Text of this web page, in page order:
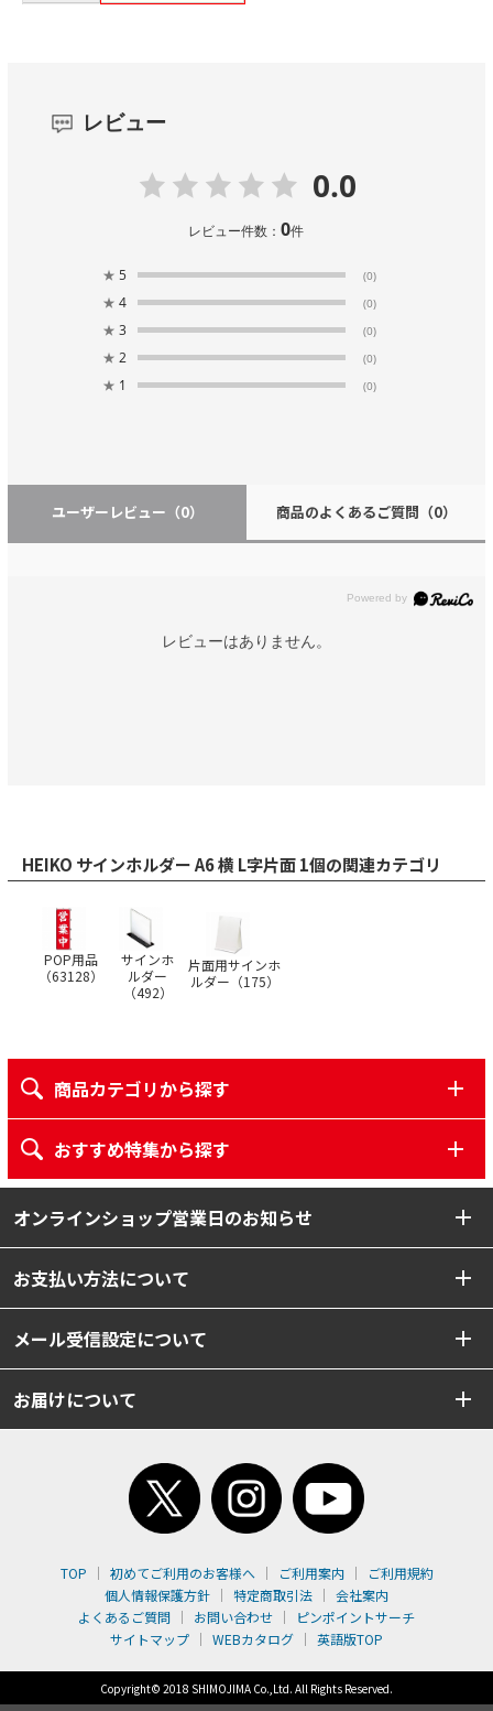
レビュー
0.0
レビュー件数：0件
★ 5 (0)
★ 4 (0)
★ 3 (0)
★ 2 (0)
★ 1 (0)
ユーザーレビュー （0） 商品のよくあるご質問 （0）
レビューはありません。
HEIKO サインホルダー A6 横 L字片面 1個の関連カテゴリ
POP用品
（63128）
サインホ
ルダー
（492）
片面用サインホ
ルダー（175）
商品カテゴリから探す
おすすめ特集から探す
オンラインショップ営業日のお知らせ
お支払い方法について
メール受信設定について
お届けについて
TOP 初めてご利用のお客様へ ご利用案内
ご利用規約
個人情報保護方針
特定商取引法
会社案内
よくあるご質問
お問い合わせ
ピンポイントサーチ
サイトマップ
WEBカタログ 英語版TOP
Copyright© 2018 SHIMOJIMA Co.,Ltd. All Rights Reserved.